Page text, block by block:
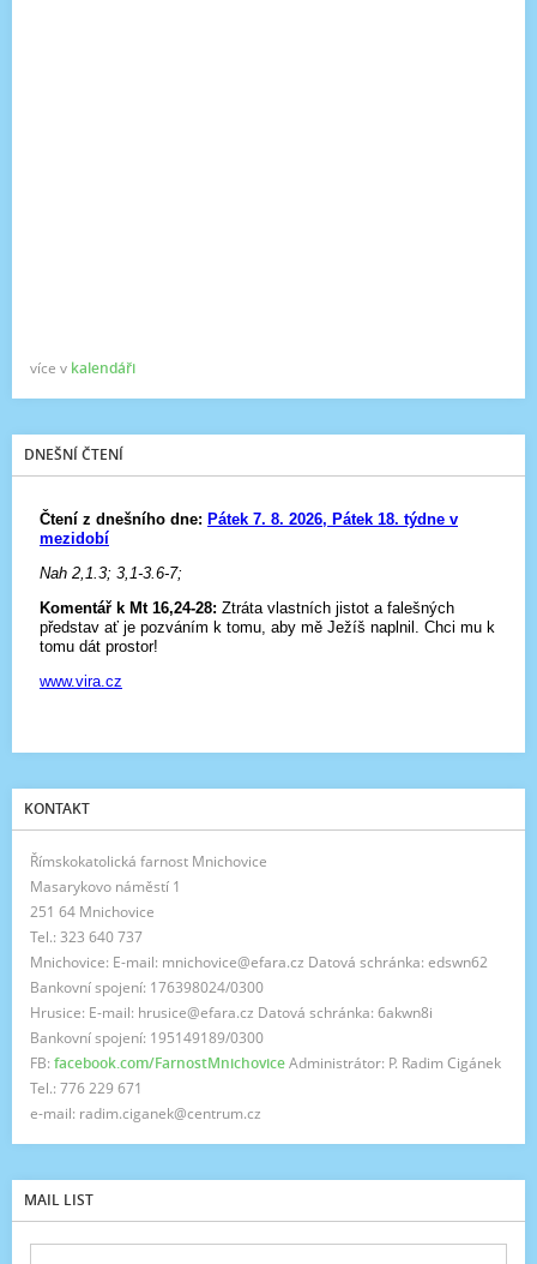
více v kalendáři
DNEŠNÍ ČTENÍ
KONTAKT
Římskokatolická farnost Mnichovice
Masarykovo náměstí 1
251 64 Mnichovice
Tel.: 323 640 737
Mnichovice: E-mail: mnichovice@efara.cz Datová schránka: edswn62
Bankovní spojení: 176398024/0300
Hrusice: E-mail: hrusice@efara.cz Datová schránka: 6akwn8i
Bankovní spojení: 195149189/0300
FB: facebook.com/FarnostMnichoviceAdministrátor: P. Radim Cigánek
Tel.: 776 229 671
e-mail: radim.ciganek@centrum.cz
MAIL LIST